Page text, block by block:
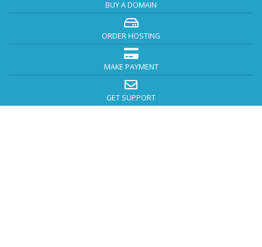
BUY A DOMAIN
ORDER HOSTING
MAKE PAYMENT
GET SUPPORT